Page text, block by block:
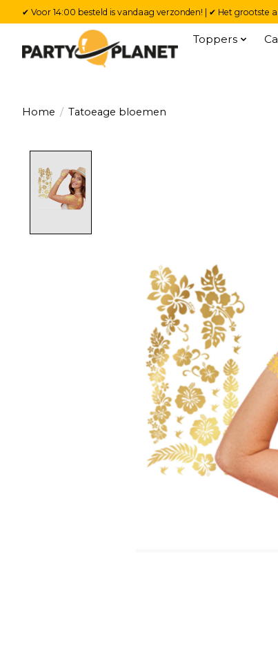
✔ Voor 14:00 besteld is vandaag verzonden! | ✔ Het grootste
Toppers
Home / Tatoeage bloemen